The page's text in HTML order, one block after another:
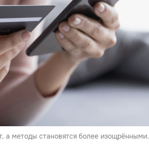
а методы становятся более изощрёнными.